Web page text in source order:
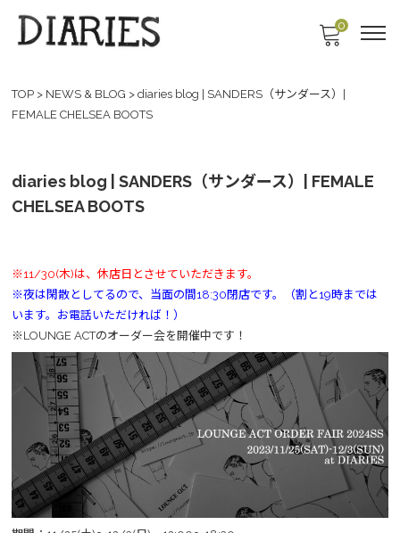
0
TOP > NEWS & BLOG > diaries blog | SANDERS（サンダース）|
FEMALE CHELSEA BOOTS
diaries blog | SANDERS（サンダース）| FEMALE
CHELSEA BOOTS
※11/30(木)は、休店日とさせていただきます。
※夜は閑散としてるので、当面の間18:30閉店です。（割と19時までは
います。お電話いただければ！）
※LOUNGE ACTのオーダー会を開催中です！